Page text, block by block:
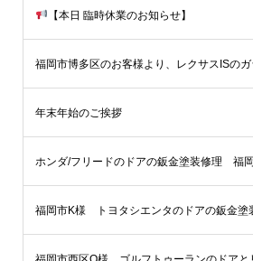
【本日 臨時休業のお知らせ】
年末年始のご挨拶
ホンダ/フリードのドアの鈑金塗装修理 福
福岡市K様 トヨタシエンタのドアの鈑金塗